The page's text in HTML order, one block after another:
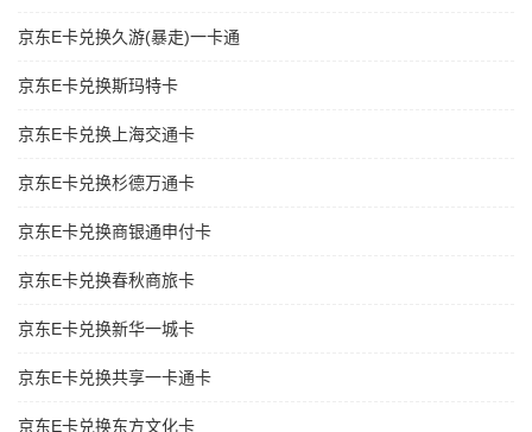
京东E卡兑换久游(暴走)一卡通
京东E卡兑换斯玛特卡
京东E卡兑换上海交通卡
京东E卡兑换杉德万通卡
京东E卡兑换商银通申付卡
京东E卡兑换春秋商旅卡
京东E卡兑换新华一城卡
京东E卡兑换共享一卡通卡
京东E卡兑换东方文化卡